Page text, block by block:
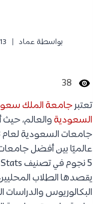
بواسطة عماد 13 يونيو، 2022
38
تعتبرجامعة الملك
السعوديةوالعالم،
عالميًا بين أفضل
يقصدها الطلاب
البكالوريوس